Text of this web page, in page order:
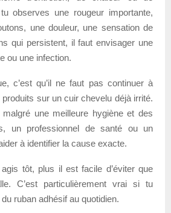
observes une rougeur importante,
une douleur, une sensation de
qui persistent, il faut envisager une
ou une infection.
c’est qu’il ne faut pas continuer à
sur un cuir chevelu déjà irrité.
une meilleure hygiène et des
un professionnel de santé ou un
à identifier la cause exacte.
tôt, plus il est facile d’éviter que
C’est particulièrement vrai si tu
ruban adhésif au quotidien.